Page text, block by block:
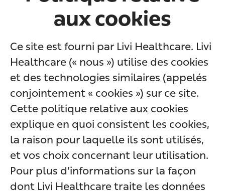
aux cookies
Ce site est fourni par Livi Healthcare. Livi
Healthcare (« nous ») utilise des cookies
et des technologies similaires (appelés
conjointement « cookies ») sur ce site.
Cette politique relative aux cookies
explique en quoi consistent les cookies,
la raison pour laquelle ils sont utilisés,
et vos choix concernant leur utilisation.
Pour plus d'informations sur la façon
dont Livi Healthcare traite les données